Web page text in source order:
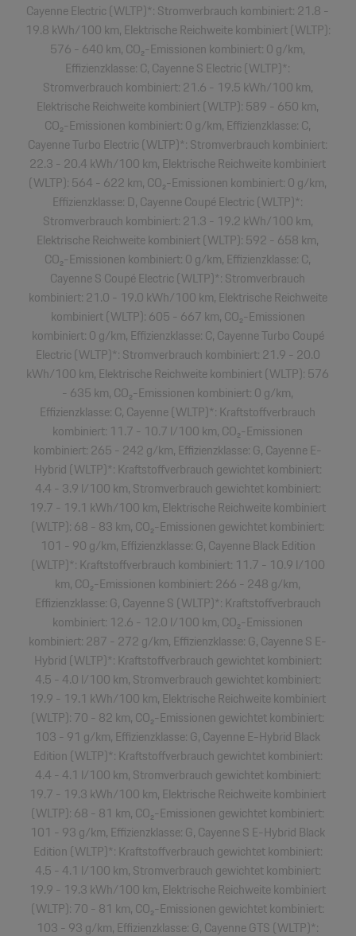
Cayenne Electric (WLTP)*: Stromverbrauch kombiniert: 21.8 -
19.8 kWh/100 km, Elektrische Reichweite kombiniert (WLTP):
576 - 640 km, CO₂-Emissionen kombiniert: 0 g/km,
Effizienzklasse: C, Cayenne S Electric (WLTP)*:
Stromverbrauch kombiniert: 21.6 - 19.5 kWh/100 km,
Elektrische Reichweite kombiniert (WLTP): 589 - 650 km,
CO₂-Emissionen kombiniert: 0 g/km, Effizienzklasse: C,
Cayenne Turbo Electric (WLTP)*: Stromverbrauch kombiniert:
22.3 - 20.4 kWh/100 km, Elektrische Reichweite kombiniert
(WLTP): 564 - 622 km, CO₂-Emissionen kombiniert: 0 g/km,
Effizienzklasse: D, Cayenne Coupé Electric (WLTP)*:
Stromverbrauch kombiniert: 21.3 - 19.2 kWh/100 km,
Elektrische Reichweite kombiniert (WLTP): 592 - 658 km,
CO₂-Emissionen kombiniert: 0 g/km, Effizienzklasse: C,
Cayenne S Coupé Electric (WLTP)*: Stromverbrauch
kombiniert: 21.0 - 19.0 kWh/100 km, Elektrische Reichweite
kombiniert (WLTP): 605 - 667 km, CO₂-Emissionen
kombiniert: 0 g/km, Effizienzklasse: C, Cayenne Turbo Coupé
Electric (WLTP)*: Stromverbrauch kombiniert: 21.9 - 20.0
kWh/100 km, Elektrische Reichweite kombiniert (WLTP): 576
- 635 km, CO₂-Emissionen kombiniert: 0 g/km,
Effizienzklasse: C, Cayenne (WLTP)*: Kraftstoffverbrauch
kombiniert: 11.7 - 10.7 l/100 km, CO₂-Emissionen
kombiniert: 265 - 242 g/km, Effizienzklasse: G, Cayenne E-
Hybrid (WLTP)*: Kraftstoffverbrauch gewichtet kombiniert:
4.4 - 3.9 l/100 km, Stromverbrauch gewichtet kombiniert:
19.7 - 19.1 kWh/100 km, Elektrische Reichweite kombiniert
(WLTP): 68 - 83 km, CO₂-Emissionen gewichtet kombiniert:
101 - 90 g/km, Effizienzklasse: G, Cayenne Black Edition
(WLTP)*: Kraftstoffverbrauch kombiniert: 11.7 - 10.9 l/100
km, CO₂-Emissionen kombiniert: 266 - 248 g/km,
Effizienzklasse: G, Cayenne S (WLTP)*: Kraftstoffverbrauch
kombiniert: 12.6 - 12.0 l/100 km, CO₂-Emissionen
kombiniert: 287 - 272 g/km, Effizienzklasse: G, Cayenne S E-
Hybrid (WLTP)*: Kraftstoffverbrauch gewichtet kombiniert:
4.5 - 4.0 l/100 km, Stromverbrauch gewichtet kombiniert:
19.9 - 19.1 kWh/100 km, Elektrische Reichweite kombiniert
(WLTP): 70 - 82 km, CO₂-Emissionen gewichtet kombiniert:
103 - 91 g/km, Effizienzklasse: G, Cayenne E-Hybrid Black
Edition (WLTP)*: Kraftstoffverbrauch gewichtet kombiniert:
4.4 - 4.1 l/100 km, Stromverbrauch gewichtet kombiniert:
19.7 - 19.3 kWh/100 km, Elektrische Reichweite kombiniert
(WLTP): 68 - 81 km, CO₂-Emissionen gewichtet kombiniert:
101 - 93 g/km, Effizienzklasse: G, Cayenne S E-Hybrid Black
Edition (WLTP)*: Kraftstoffverbrauch gewichtet kombiniert:
4.5 - 4.1 l/100 km, Stromverbrauch gewichtet kombiniert:
19.9 - 19.3 kWh/100 km, Elektrische Reichweite kombiniert
(WLTP): 70 - 81 km, CO₂-Emissionen gewichtet kombiniert:
103 - 93 g/km, Effizienzklasse: G, Cayenne GTS (WLTP)*: